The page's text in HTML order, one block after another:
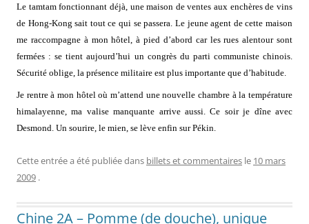
Le tamtam fonctionnant déjà, une maison de ventes aux enchères de vins
de Hong-Kong sait tout ce qui se passera. Le jeune agent de cette maison
me raccompagne à mon hôtel, à pied d’abord car les rues alentour sont
fermées : se tient aujourd’hui un congrès du parti communiste chinois.
Sécurité oblige, la présence militaire est plus importante que d’habitude.
Je rentre à mon hôtel où m’attend une nouvelle chambre à la température
himalayenne, ma valise manquante arrive aussi. Ce soir je dîne avec
Desmond. Un sourire, le mien, se lève enfin sur Pékin.
Cette entrée a été publiée dans billets et commentaires le 10 mars
2009 .
Chine 2A – Pomme (de douche), unique